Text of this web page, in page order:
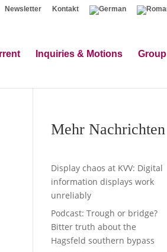
Newsletter Kontakt
Inquiries & Motions Group
Mehr Nachrichten
Display chaos at KVV: Digital
information displays work
unreliably
Podcast: Trough or bridge?
Bitter truth about the
Hagsfeld southern bypass